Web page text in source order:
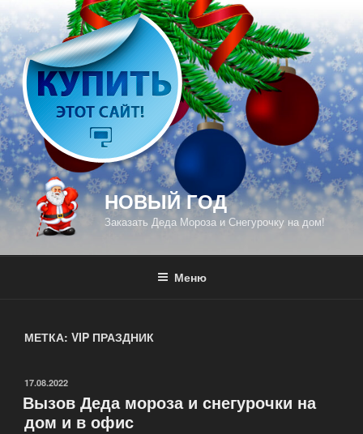
к
содержимому
НОВЫЙ ГОД
Заказать Деда Мороза и Снегурочку на дом!
Меню
МЕТКА: VIP ПРАЗДНИК
ОПУБЛИКОВАНО
17.08.2022
Вызов Деда мороза и снегурочки на
дом и в офис